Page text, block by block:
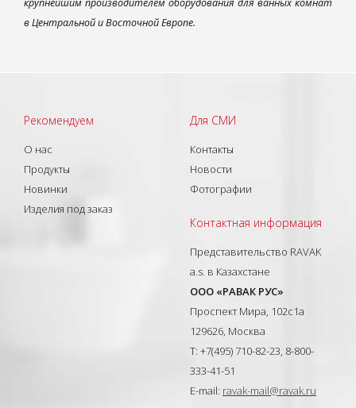
в Центральной и Восточной Европе.
Рекомендуем
О нас
Продукты
Новинки
Изделия под заказ
Для СМИ
Контакты
Новости
Фотографии
Контактная информация
Представительство RAVAK
a.s. в Казахстане
ООО «РАВАК РУС»
Проспект Мира, 102с1а
129626, Москва
T: +7(495) 710-82-23, 8-800-
333-41-51
E-mail: ravak-mail@ravak.ru